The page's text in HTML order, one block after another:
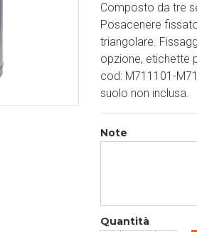
Composto da tre
Posacenere
triangolare.
opzione, etichette
cod: M711101-
suolo non inclusa.
Note
Quantità